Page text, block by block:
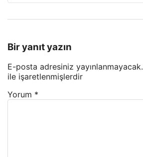
Bir yanıt yazın
E-posta adresiniz yayınlanmayacak.
ile işaretlenmişlerdir
Yorum *